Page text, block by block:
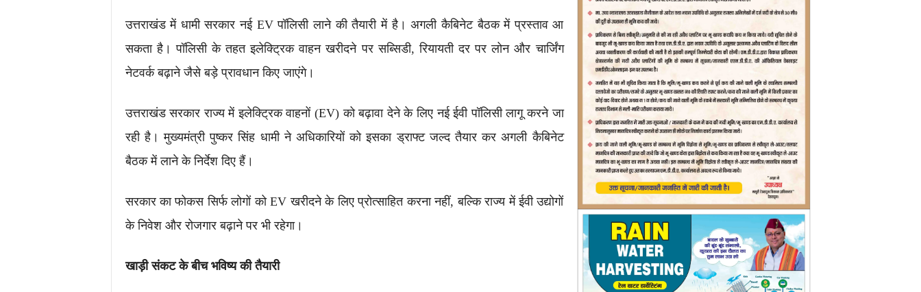
उत्तराखंड में धामी सरकार नई EV पॉलिसी लाने की तैयारी में है। अगली कैबिनेट बैठक में प्रस्ताव आ
सकता है। पॉलिसी के तहत इलेक्ट्रिक वाहन खरीदने पर सब्सिडी, रियायती दर पर लोन और चार्जिंग
नेटवर्क बढ़ाने जैसे बड़े प्रावधान किए जाएंगे।
उत्तराखंड सरकार राज्य में इलेक्ट्रिक वाहनों (EV) को बढ़ावा देने के लिए नई ईवी पॉलिसी लागू करने जा
रही है। मुख्यमंत्री पुष्कर सिंह धामी ने अधिकारियों को इसका ड्राफ्ट जल्द तैयार कर अगली कैबिनेट
बैठक में लाने के निर्देश दिए हैं।
सरकार का फोकस सिर्फ लोगों को EV खरीदने के लिए प्रोत्साहित करना नहीं, बल्कि राज्य में ईवी उद्योगों
के निवेश और रोजगार बढ़ाने पर भी रहेगा।
खाड़ी संकट के बीच भविष्य की तैयारी